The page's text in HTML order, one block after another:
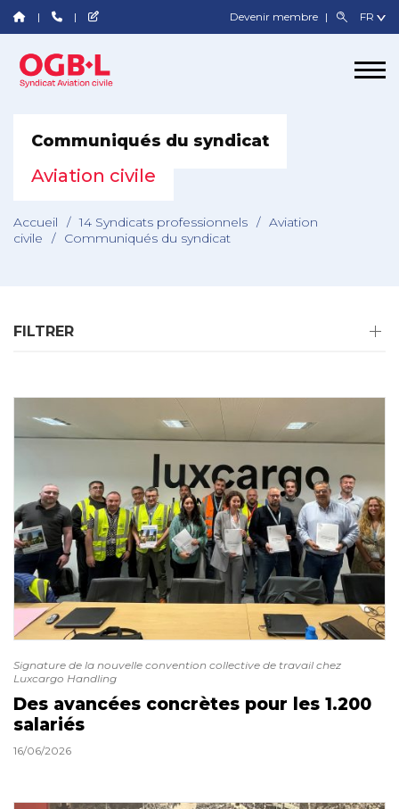
Devenir membre
Communiqués du syndicat
Aviation civile
Accueil / 14 Syndicats professionnels / Aviation
civile
/ Communiqués du syndicat
FILTRER
Signature de la nouvelle convention collective de travail chez
Luxcargo Handling
Des avancées concrètes pour les 1.200
salariés
16/06/2026